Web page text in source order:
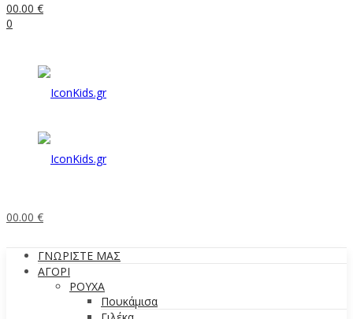
00.00 €
0
00.00 €
ΓΝΩΡΙΣΤΕ ΜΑΣ
ΑΓΟΡΙ
ΡΟΥΧΑ
Πουκάμισα